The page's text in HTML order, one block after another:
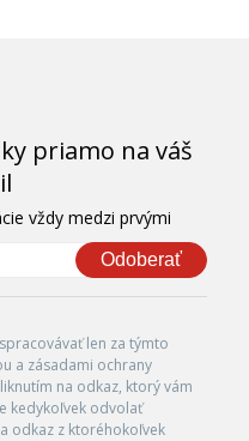
priamo na váš
vždy medzi prvými
Odoberať
len za týmto
a zásadami ochrany
na odkaz, ktorý vám
kedykoľvek odvolať
odkaz z ktoréhokoľvek